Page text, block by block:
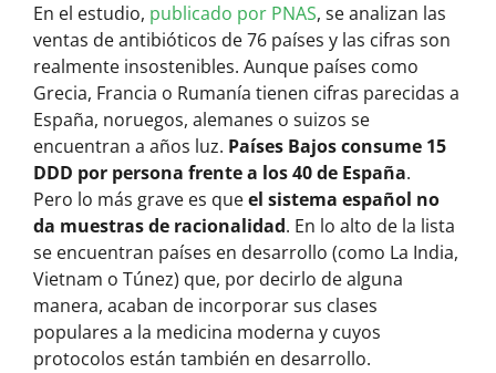
En el estudio, publicado por PNAS, se analizan las
ventas de antibióticos de 76 países y las cifras son
realmente insostenibles. Aunque países como
Grecia, Francia o Rumanía tienen cifras parecidas a
España, noruegos, alemanes o suizos se
encuentran a años luz. Países Bajos consume 15
DDD por persona frente a los 40 de España.
Pero lo más grave es queel sistema español no
da muestras de racionalidad. En lo alto de la lista
se encuentran países en desarrollo (como La India,
Vietnam o Túnez) que, por decirlo de alguna
manera, acaban de incorporar sus clases
populares a la medicina moderna y cuyos
protocolos están también en desarrollo.